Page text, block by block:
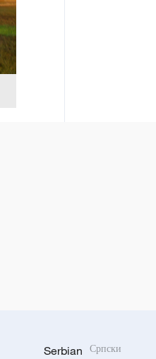
Serbian Српски